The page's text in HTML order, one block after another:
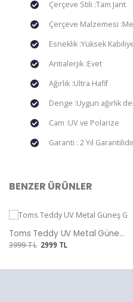
Çerçeve Stili :Tam Jant
Çerçeve Malzemesi
Esneklik :Yüksek
Antialerjik :Evet
Ağırlık :Ultra Hafif
Denge :Uygun ağırlık
Cam :UV ve Polarize
Garanti : 2 Yıl
BENZER ÜRÜNLER
Toms Teddy UV Metal Güneş Gözlüğü
3999 TL 2999 TL